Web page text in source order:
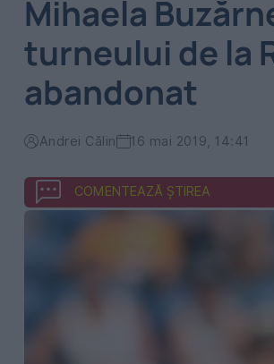
Mihaela
turneului de la
abandonat
Andrei Călin 16 mai 2019, 14:41
COMENTEAZĂ ȘTIREA